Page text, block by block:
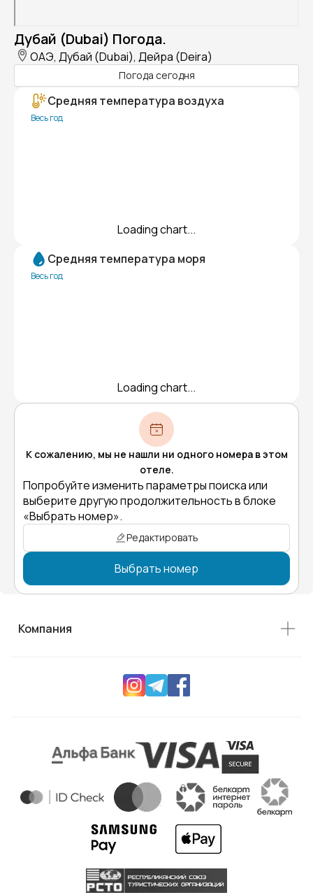
Дубай (Dubai) Погода.
ОАЭ, Дубай (Dubai), Дейра (Deira)
Погода сегодня
Средняя температура воздуха
Весь год
Loading chart...
Средняя температура моря
Весь год
Loading chart...
К сожалению, мы не нашли ни одного номера в этом
отеле.
Попробуйте изменить параметры поиска или
выберите другую продолжительность в блоке
«Выбрать номер».
Редактировать
Выбрать номер
Компания